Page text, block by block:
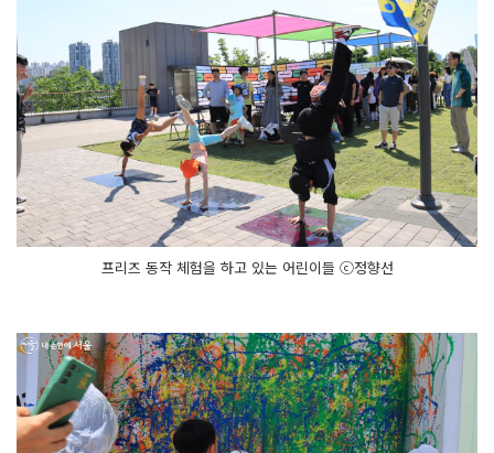
프리즈 동작 체험을 하고 있는 어린이들 ⓒ정향선